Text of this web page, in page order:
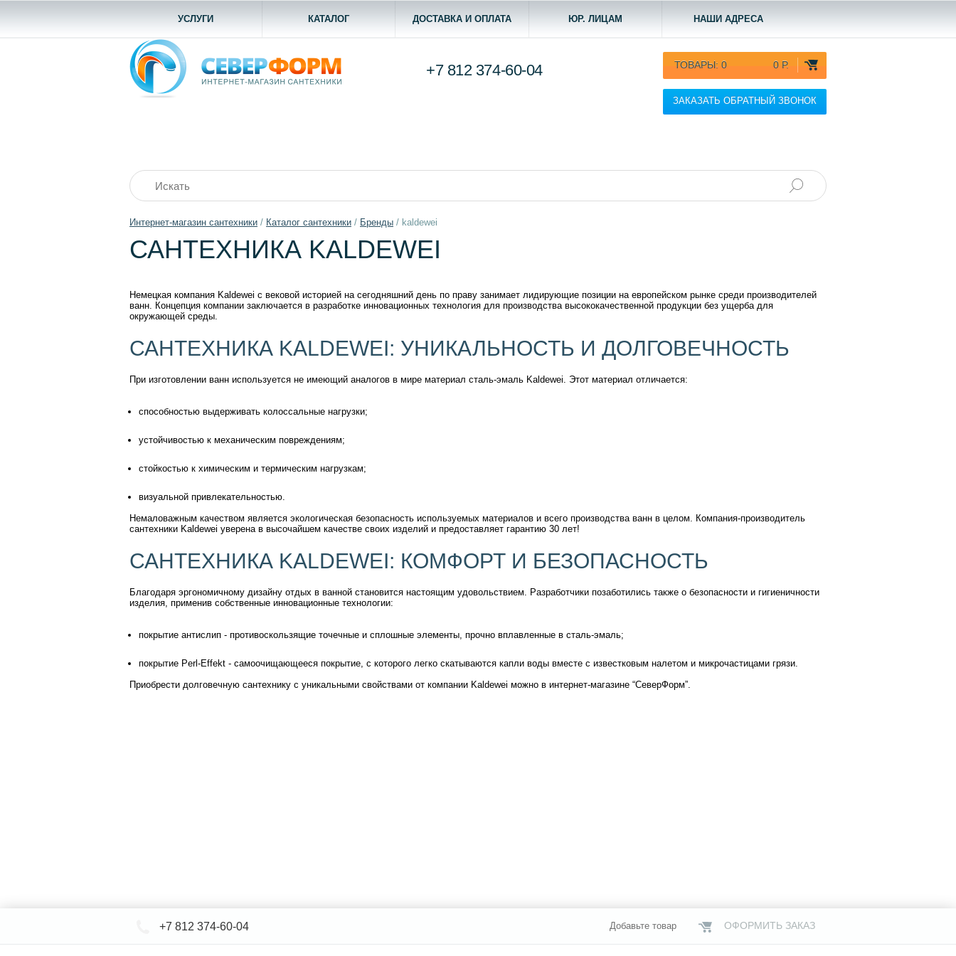
УСЛУГИ КАТАЛОГ ДОСТАВКА И ОПЛАТА ЮР. ЛИЦАМ НАШИ АДРЕСА
ТОВАРЫ: 0 0 Р.
ЗАКАЗАТЬ ОБРАТНЫЙ ЗВОНОК
+7 812 374-60-04
Интернет-магазин сантехники / Каталог сантехники / Бренды / kaldewei
САНТЕХНИКА KALDEWEI
Немецкая компания Kaldewei с вековой историей на сегодняшний день по праву занимает лидирующие позиции на европейском рынке среди производителей
ванн. Концепция компании заключается в разработке инновационных технология для производства высококачественной продукции без ущерба для
окружающей среды.
САНТЕХНИКА KALDEWEI: УНИКАЛЬНОСТЬ И ДОЛГОВЕЧНОСТЬ
При изготовлении ванн используется не имеющий аналогов в мире материал сталь-эмаль Kaldewei. Этот материал отличается:
способностью выдерживать колоссальные нагрузки;
устойчивостью к механическим повреждениям;
стойкостью к химическим и термическим нагрузкам;
визуальной привлекательностью.
Немаловажным качеством является экологическая безопасность используемых материалов и всего производства ванн в целом. Компания-производитель
сантехники Kaldewei уверена в высочайшем качестве своих изделий и предоставляет гарантию 30 лет!
САНТЕХНИКА KALDEWEI: КОМФОРТ И БЕЗОПАСНОСТЬ
Благодаря эргономичному дизайну отдых в ванной становится настоящим удовольствием. Разработчики позаботились также о безопасности и гигиеничности
изделия, применив собственные инновационные технологии:
покрытие антислип - противоскользящие точечные и сплошные элементы, прочно вплавленные в сталь-эмаль;
покрытие Perl-Effekt - самоочищающееся покрытие, с которого легко скатываются капли воды вместе с известковым налетом и микрочастицами грязи.
Приобрести долговечную сантехнику с уникальными свойствами от компании Kaldewei можно в интернет-магазине “СеверФорм”.
+7 812 374-60-04 Добавьте товар ОФОРМИТЬ ЗАКАЗ